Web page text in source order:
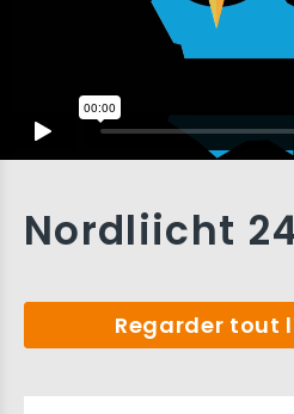
Nordliicht
Regarder tout